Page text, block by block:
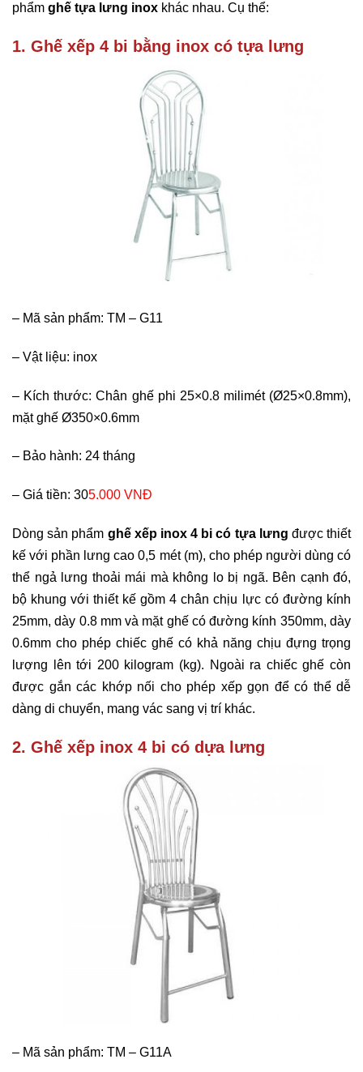
phẩm ghế tựa lưng inox khác nhau. Cụ thể:
1. Ghế xếp 4 bi bằng inox có tựa lưng
– Mã sản phẩm: TM – G11
– Vật liệu: inox
– Kích thước: Chân ghế phi 25×0.8 milimét (Ø25×0.8mm),
mặt ghế Ø350×0.6mm
– Bảo hành: 24 tháng
– Giá tiền: 305.000 VNĐ
Dòng sản phẩm ghế xếp inox 4 bi có tựa lưng được thiết
kế với phần lưng cao 0,5 mét (m), cho phép người dùng có
thể ngả lưng thoải mái mà không lo bị ngã. Bên cạnh đó,
bộ khung với thiết kế gồm 4 chân chịu lực có đường kính
25mm, dày 0.8 mm và mặt ghế có đường kính 350mm, dày
0.6mm cho phép chiếc ghế có khả năng chịu đựng trọng
lượng lên tới 200 kilogram (kg). Ngoài ra chiếc ghế còn
được gắn các khớp nối cho phép xếp gọn để có thể dễ
dàng di chuyển, mang vác sang vị trí khác.
2. Ghế xếp inox 4 bi có dựa lưng
– Mã sản phẩm: TM – G11A